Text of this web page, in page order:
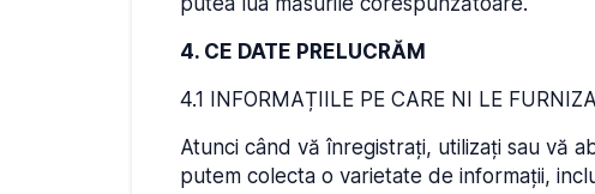
4. CE DATE PRELUCRĂM
4.1 INFORMAȚIILE PE CARE NI LE
Atunci când vă înregistrați, utilizați sau vă
putem colecta o varietate de informații,